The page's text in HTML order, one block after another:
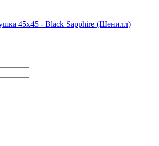
45х45 - Black Sapphire (Шенилл)